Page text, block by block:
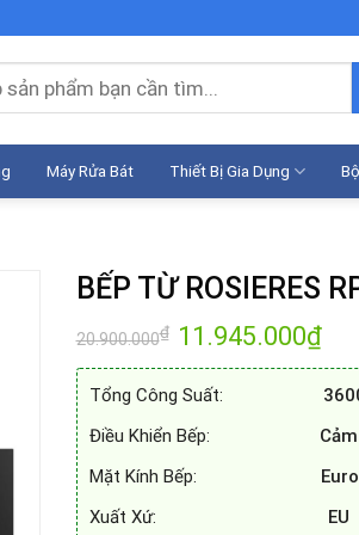
Máy Rửa Bát Thiết Bị Gia Dụng
BẾP TỪ ROSIERES
20.900.000₫ Giá
gốc
là:
11.945.000₫Giá
hiện
tại
Tổng Công Suất:
Điều Khiển Bếp:
Mặt Kính Bếp:
Xuất Xứ: EU